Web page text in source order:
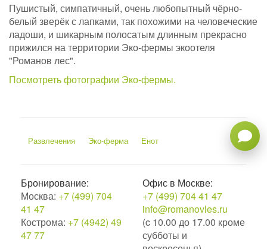
Пушистый, симпатичный, очень любопытный чёрно-
белый зверёк с лапками, так похожими на человеческие
ладоши, и шикарным полосатым длинным прекрасно
прижился на территории Эко-фермы экоотеля
"Романов лес".
Посмотреть фотографии Эко-фермы.
Развлечения Эко-ферма Енот
Бронирование:
Москва: +7 (499) 704
41 47
Кострома: +7 (4942) 49
47 77
Офис в Москве:
+7 (499) 704 41 47
info@romanovles.ru
(c 10.00 до 17.00 кроме
субботы и